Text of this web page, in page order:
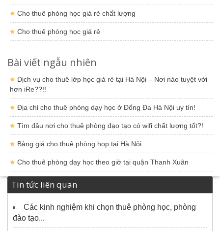
Cho thuê phòng học giá rẻ chất lượng
Cho thuê phòng học giá rẻ
Bài viết ngẫu nhiên
Dịch vụ cho thuê lớp học giá rẻ tại Hà Nội – Nơi nào tuyệt vời
hơn iRe??!!
Địa chỉ cho thuê phòng dạy học ở Đống Đa Hà Nội uy tín!
Tìm đâu nơi cho thuê phòng đạo tạo có wifi chất lượng tốt?!
Bảng giá cho thuê phòng họp tại Hà Nội
Cho thuê phòng dạy học theo giờ tại quận Thanh Xuân
Tin tức liên quan
Các kinh nghiệm khi chọn thuê phòng học, phòng
đào tạo...